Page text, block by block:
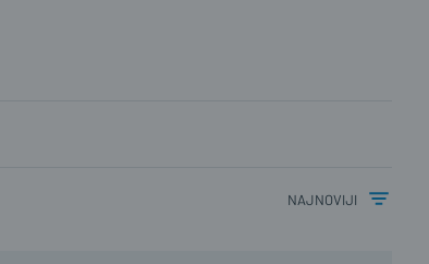
najnoviji